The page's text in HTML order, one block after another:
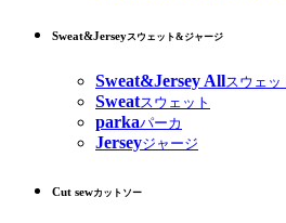
Sweat&Jerseyスウェット&ジャージ
Sweat&Jersey Allスウェ
Sweatスウェット
parkaパーカ
Jerseyジャージ
Cut sewカットソー